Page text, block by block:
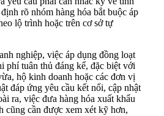
rõ nhóm hàng hóa bắt buộc áp
lộ trình hoặc trên cơ sở tự
nghiệp, việc áp dụng đồng loạt
phí tuân thủ đáng kể, đặc biệt với
hộ kinh doanh hoặc các đơn vị
đáp ứng yêu cầu kết nối, cập nhật
ra, việc đưa hàng hóa xuất khẩu
cũng cần được xem xét kỹ hơn,